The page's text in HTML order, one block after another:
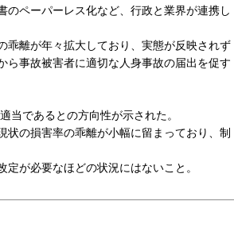
ペーパーレス化など、行政と業界が連携し
乖離が年々拡大しており、実態が反映されず
ら事故被害者に適切な人身事故の届出を促す
であるとの方向性が示された。
状の損害率の乖離が小幅に留まっており、制
が必要なほどの状況にはないこと。